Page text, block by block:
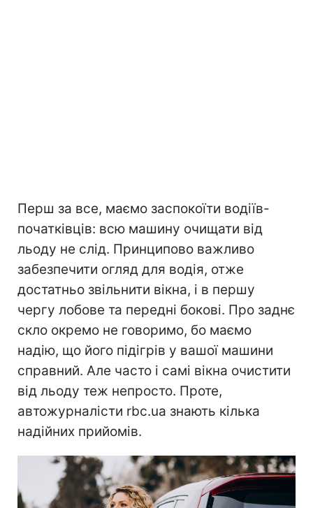
Перш за все, маємо заспокоїти водіїв-
початківців: всю машину очищати від
льоду не слід. Принципово важливо
забезпечити огляд для водія, отже
достатньо звільнити вікна, і в першу
чергу лобове та передні бокові. Про заднє
скло окремо не говоримо, бо маємо
надію, що його підігрів у вашої машини
справний. Але часто і самі вікна очистити
від льоду теж непросто. Проте,
автожурналісти rbc.ua знають кілька
надійних прийомів.